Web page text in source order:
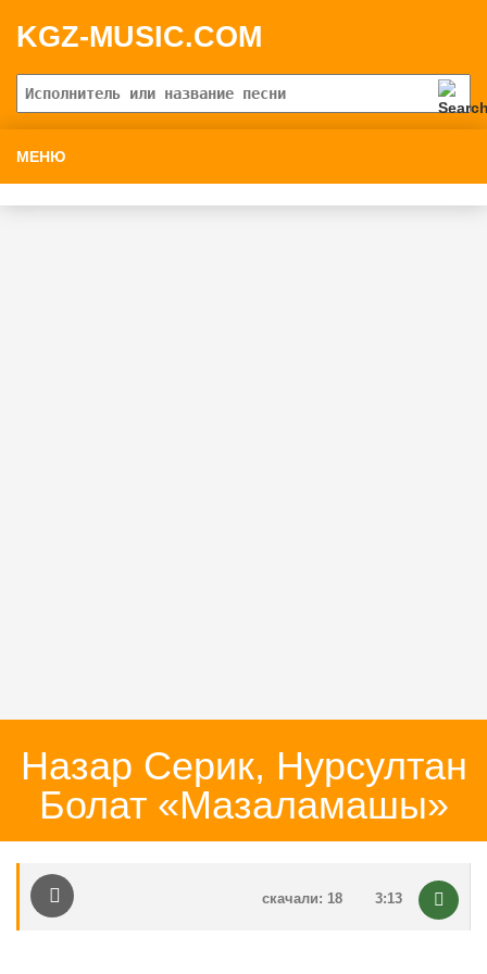
KGZ-MUSIC.COM
МЕНЮ
Назар Серик, Нурсултан
Болат «Мазаламашы»
3:13
скачали: 18